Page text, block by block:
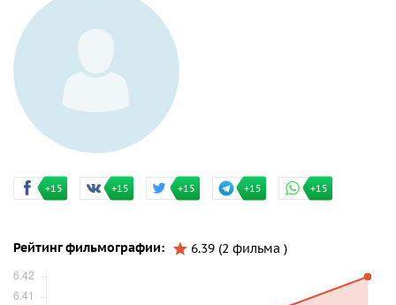
+15 +15 +15 +15 +15
Рейтинг фильмографии: 6.39 (2 фильма )